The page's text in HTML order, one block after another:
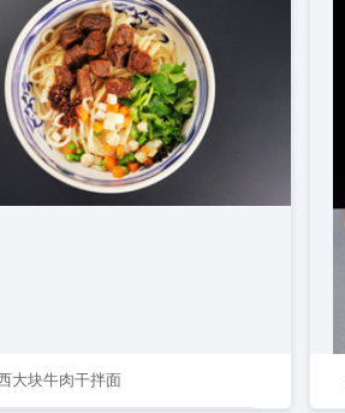
大块牛肉干拌面